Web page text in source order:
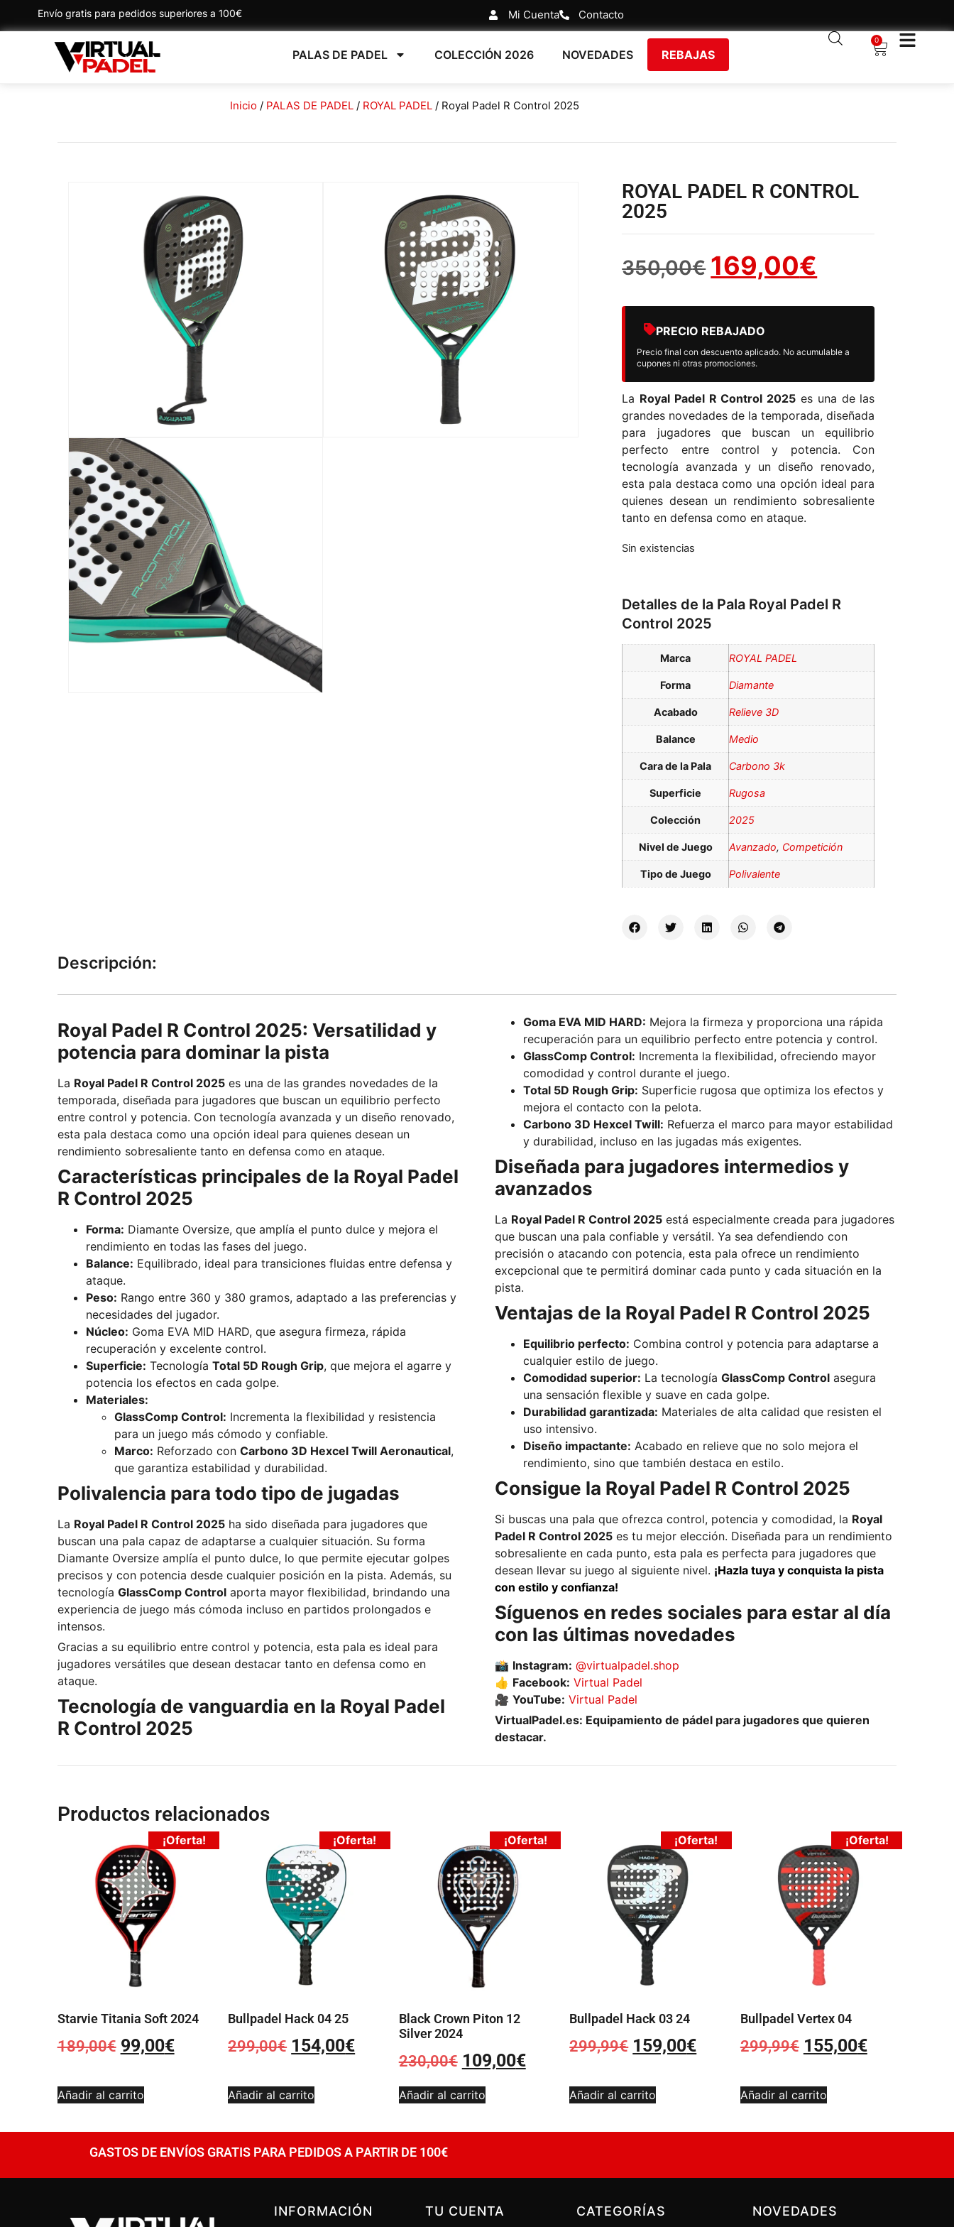
Envío gratis para pedidos superiores a 100€ Mi Cuenta Contacto
PALAS DE PADEL COLECCIÓN 2026 NOVEDADES REBAJAS
0
Inicio / PALAS DE PADEL / ROYAL PADEL / Royal Padel R Control 2025
ROYAL PADEL R CONTROL
2025
350,00€ 169,00€
PRECIO REBAJADO
Precio final con descuento aplicado. No acumulable a
cupones ni otras promociones.
La Royal Padel R Control 2025 es una de las
grandes novedades de la temporada, diseñada
para jugadores que buscan un equilibrio
perfecto entre control y potencia. Con
tecnología avanzada y un diseño renovado,
esta pala destaca como una opción ideal para
quienes desean un rendimiento sobresaliente
tanto en defensa como en ataque.
Sin existencias
Detalles de la Pala Royal Padel R
Control 2025
Marca ROYAL PADEL
Forma Diamante
Acabado Relieve 3D
Balance Medio
Cara de la Pala Carbono 3k
Superficie Rugosa
Colección 2025
Nivel de Juego Avanzado, Competición
Tipo de Juego Polivalente
Descripción:
Royal Padel R Control 2025: Versatilidad y
potencia para dominar la pista
La Royal Padel R Control 2025es una de las grandes novedades de la
temporada, diseñada para jugadores que buscan un equilibrio perfecto
entre control y potencia. Con tecnología avanzada y un diseño renovado,
esta pala destaca como una opción ideal para quienes desean un
rendimiento sobresaliente tanto en defensa como en ataque.
Características principales de la Royal Padel
R Control 2025
Forma: Diamante Oversize, que amplía el punto dulce y mejora el
rendimiento en todas las fases del juego.
Balance: Equilibrado, ideal para transiciones fluidas entre defensa y
ataque.
Peso: Rango entre 360 y 380 gramos, adaptado a las preferencias y
necesidades del jugador.
Núcleo: Goma EVA MID HARD, que asegura firmeza, rápida
recuperación y excelente control.
Superficie: Tecnología Total 5D Rough Grip, que mejora el agarre y
potencia los efectos en cada golpe.
Materiales:
GlassComp Control: Incrementa la flexibilidad y resistencia
para un juego más cómodo y confiable.
Marco: Reforzado con Carbono 3D Hexcel Twill Aeronautical,
que garantiza estabilidad y durabilidad.
Polivalencia para todo tipo de jugadas
La Royal Padel R Control 2025ha sido diseñada para jugadores que
buscan una pala capaz de adaptarse a cualquier situación. Su forma
Diamante Oversize amplía el punto dulce, lo que permite ejecutar golpes
precisos y con potencia desde cualquier posición en la pista. Además, su
tecnología GlassComp Controlaporta mayor flexibilidad, brindando una
experiencia de juego más cómoda incluso en partidos prolongados e
intensos.
Gracias a su equilibrio entre control y potencia, esta pala es ideal para
jugadores versátiles que desean destacar tanto en defensa como en
ataque.
Tecnología de vanguardia en la Royal Padel
R Control 2025
Goma EVA MID HARD: Mejora la firmeza y proporciona una rápida
recuperación para un equilibrio perfecto entre potencia y control.
GlassComp Control: Incrementa la flexibilidad, ofreciendo mayor
comodidad y control durante el juego.
Total 5D Rough Grip: Superficie rugosa que optimiza los efectos y
mejora el contacto con la pelota.
Carbono 3D Hexcel Twill: Refuerza el marco para mayor estabilidad
y durabilidad, incluso en las jugadas más exigentes.
Diseñada para jugadores intermedios y
avanzados
La Royal Padel R Control 2025 está especialmente creada para jugadores
que buscan una pala confiable y versátil. Ya sea defendiendo con
precisión o atacando con potencia, esta pala ofrece un rendimiento
excepcional que te permitirá dominar cada punto y cada situación en la
pista.
Ventajas de la Royal Padel R Control 2025
Equilibrio perfecto: Combina control y potencia para adaptarse a
cualquier estilo de juego.
Comodidad superior: La tecnología GlassComp Control asegura
una sensación flexible y suave en cada golpe.
Durabilidad garantizada: Materiales de alta calidad que resisten el
uso intensivo.
Diseño impactante: Acabado en relieve que no solo mejora el
rendimiento, sino que también destaca en estilo.
Consigue la Royal Padel R Control 2025
Si buscas una pala que ofrezca control, potencia y comodidad, la Royal
Padel R Control 2025 es tu mejor elección. Diseñada para un rendimiento
sobresaliente en cada punto, esta pala es perfecta para jugadores que
desean llevar su juego al siguiente nivel. ¡Hazla tuya y conquista la pista
con estilo y confianza!
Síguenos en redes sociales para estar al día
con las últimas novedades
📸 Instagram: @virtualpadel.shop
👍 Facebook: Virtual Padel
🎥 YouTube: Virtual Padel
VirtualPadel.es: Equipamiento de pádel para jugadores que quieren
destacar.
Productos relacionados
¡Oferta!
Starvie Titania Soft 2024
189,00€ 99,00€
Añadir al carrito
¡Oferta!
Bullpadel Hack 04 25
299,00€ 154,00€
Añadir al carrito
¡Oferta!
Black Crown Piton 12
Silver 2024
230,00€ 109,00€
Añadir al carrito
¡Oferta!
Bullpadel Hack 03 24
299,99€ 159,00€
Añadir al carrito
¡Oferta!
Bullpadel Vertex 04
299,99€ 155,00€
Añadir al carrito
GASTOS DE ENVÍOS GRATIS PARA PEDIDOS A PARTIR DE 100€
INFORMACIÓN TU CUENTA CATEGORÍAS NOVEDADES